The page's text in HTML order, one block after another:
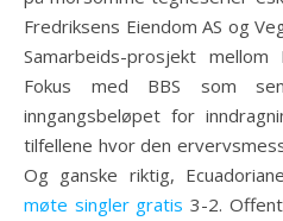
Fredriksens Eiendom AS og
Samarbeids-prosjekt
Fokus med BBS som
inngangsbeløpet for
tilfellene hvor den
Og ganske riktig,
møte singler gratis 3-2.